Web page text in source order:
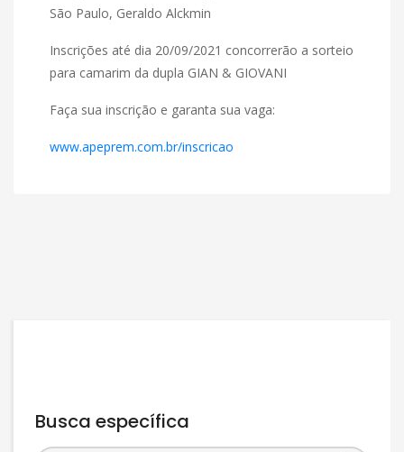
São Paulo, Geraldo Alckmin
Inscrições até dia 20/09/2021 concorrerão a sorteio
para camarim da dupla GIAN & GIOVANI
Faça sua inscrição e garanta sua vaga:
www.apeprem.com.br/inscricao
Busca específica